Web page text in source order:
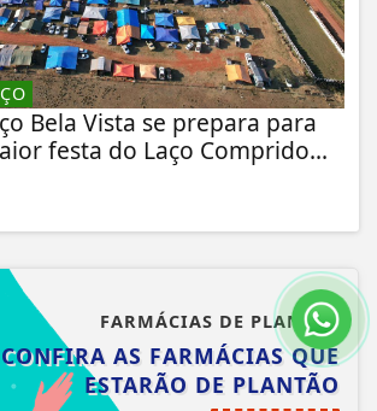
Bela Vista se prepara para
festa do Laço Comprido...
FARMÁCIAS DE PLANTÃO
CONFIRA AS FARMÁCIAS QUE
ESTARÃO DE PLANTÃO